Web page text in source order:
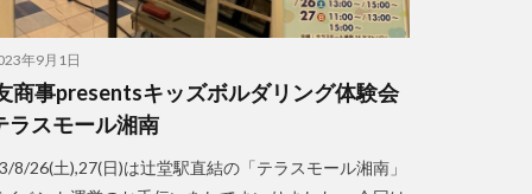
年9月1日
商事presentsキッズボルダリング体験会
ラスモール湘南
8/26(土),27(日)は辻堂駅直結の「テラスモール湘南」